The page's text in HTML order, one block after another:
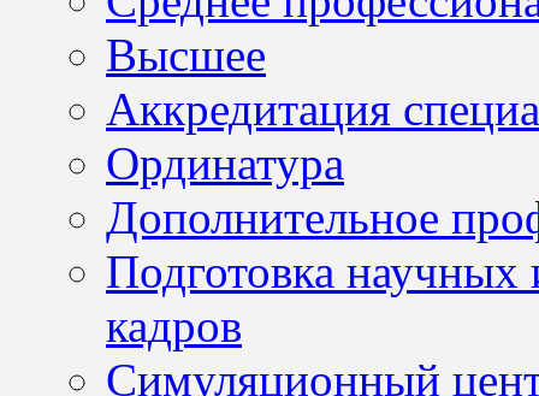
Высшее
Аккредитация
Ординатура
Дополнительное
Подготовка научных
кадров
Симуляционный